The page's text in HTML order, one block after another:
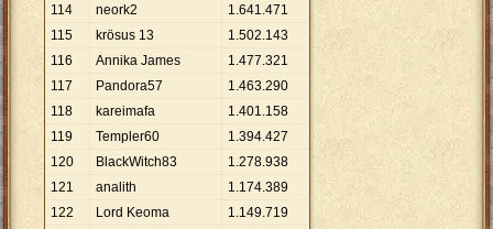
114
neork2 1.641.471
115
krösus 13 1.502.143
116
Annika James 1.477.321
117
Pandora57 1.463.290
118
kareimafa 1.401.158
119
Templer60 1.394.427
120
BlackWitch83 1.278.938
121
analith 1.174.389
122
Lord Keoma 1.149.719